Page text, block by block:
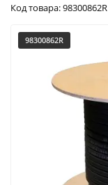
Код товара: 98300862R
98300862R